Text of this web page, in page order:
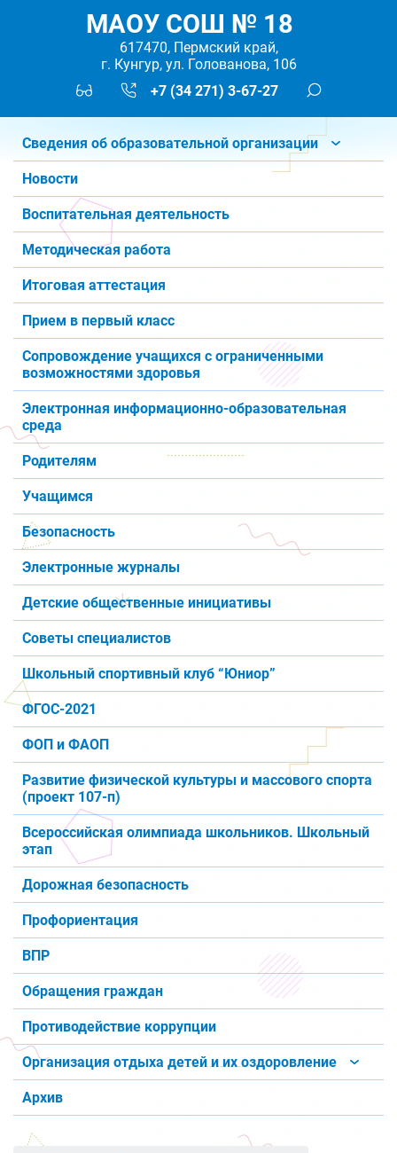
МАОУ СОШ № 18
617470, Пермский край,
г. Кунгур, ул. Голованова, 106
+7 (34 271) 3-67-27
Сведения об образовательной организации
Новости
Воспитательная деятельность
Методическая работа
Итоговая аттестация
Прием в первый класс
Сопровождение учащихся с ограниченными
возможностями здоровья
Электронная информационно-образовательная
среда
Родителям
Учащимся
Безопасность
Электронные журналы
Детские общественные инициативы
Советы специалистов
Школьный спортивный клуб “Юниор”
ФГОС-2021
ФОП и ФАОП
Развитие физической культуры и массового спорта
(проект 107-п)
Всероссийская олимпиада школьников. Школьный
этап
Дорожная безопасность
Профориентация
ВПР
Обращения граждан
Противодействие коррупции
Организация отдыха детей и их оздоровление
Архив